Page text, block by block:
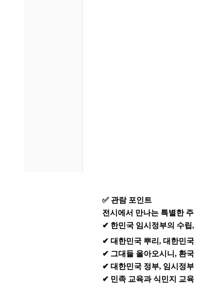
✅ 관람 포인트
전시에서 만나는 특별한 주제들
✔ 한민국 임시정부의 수립, 공화
✔ 대한민국 뿌리, 대한민국 임시
✔ 그대들 올아오시니, 환국
✔ 대한민국 정부, 임시정부를 계
✔ 민족 교육과 식민지 교육